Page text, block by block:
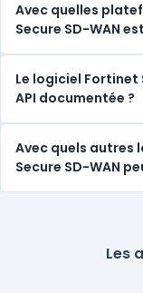
Avec quelles
Secure SD-WAN
Le logiciel Fortinet
API documentée ?
Avec quels autres
Secure SD-WAN
Les